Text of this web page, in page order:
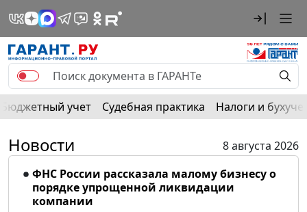
Бюджетный учет Судебная практика Налоги и
Новости
8 августа 2026
ФНС России рассказала малому бизнесу о
порядке упрощенной ликвидации
компании